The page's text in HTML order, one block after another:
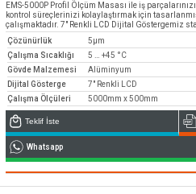
Teknik destek & Yedek parça
Teknik Destek
Emos Dünya’da ve Türkiye’de Bayi
genişletiyor
EMS-5000P Profil Ölçüm Masası ile iş
kontrol süreçlerinizi kolaylaştırmak için
çalışmaktadır. 7" Renkli LCD Dijital Göstergemiz
Çözünürlük
5µm
Çalışma Sıcaklığı
5 … +45 °C
Gövde Malzemesi
Alüminyum
Dijital Gösterge
7" Renkli LCD
Çalışma Ölçüleri
5000mm x 500mm
Teklif İste
Whatsapp